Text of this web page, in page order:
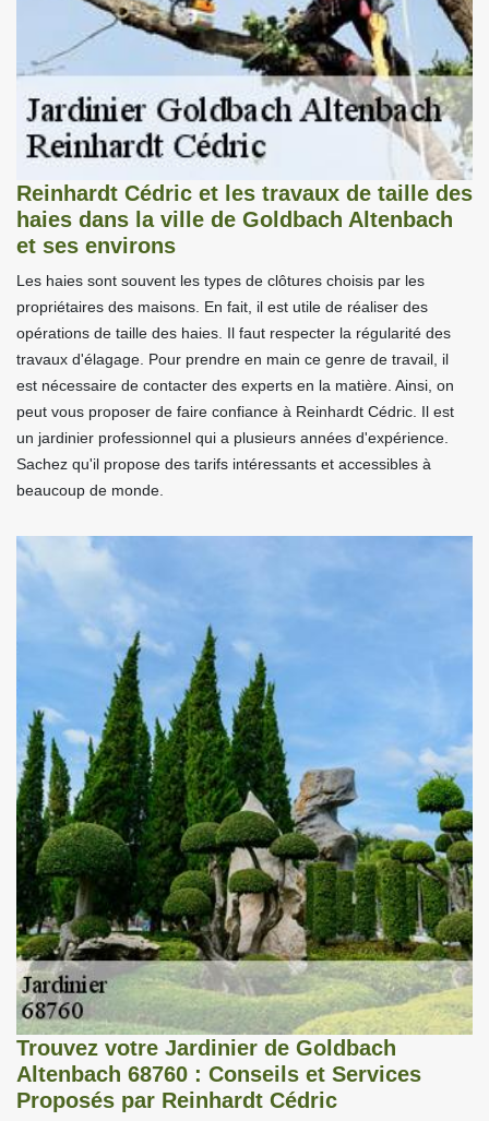
Reinhardt Cédric et les travaux de taille des
haies dans la ville de Goldbach Altenbach
et ses environs
Les haies sont souvent les types de clôtures choisis par les
propriétaires des maisons. En fait, il est utile de réaliser des
opérations de taille des haies. Il faut respecter la régularité des
travaux d'élagage. Pour prendre en main ce genre de travail, il
est nécessaire de contacter des experts en la matière. Ainsi, on
peut vous proposer de faire confiance à Reinhardt Cédric. Il est
un jardinier professionnel qui a plusieurs années d'expérience.
Sachez qu'il propose des tarifs intéressants et accessibles à
beaucoup de monde.
Trouvez votre Jardinier de Goldbach
Altenbach 68760 : Conseils et Services
Proposés par Reinhardt Cédric